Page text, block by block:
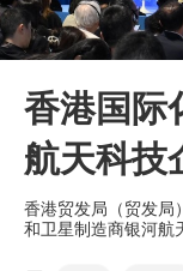
香港国际
航天科技
香港贸发局（贸发局
和卫星制造商银河航